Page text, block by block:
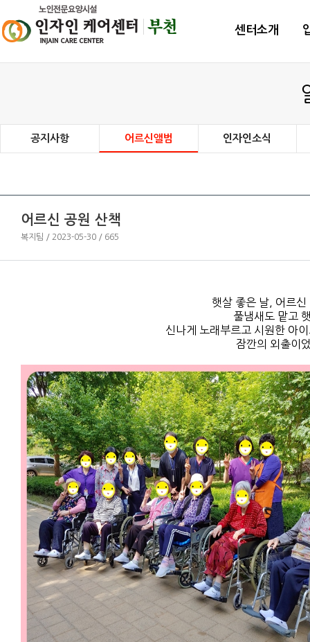
센터소개
공지사항 어르신앨범 인자인소식
어르신 공원 산책
복지팀 / 2023-05-30 / 665
햇살 좋은 날, 어르
풀냄새도 맡고
신나게 노래부르고 시원한 아
잠깐의 외출이